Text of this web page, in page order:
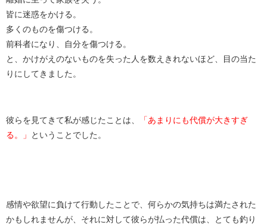
皆に迷惑をかける。
多くのものを傷つける。
前科者になり、自分を傷つける。
と、かけがえのないものを失った人を数えきれないほど、目の当た
りにしてきました。
彼らを見てきて私が感じたことは、
「あまりにも代償が大きすぎ
る。」
ということでした。
感情や欲望に負けて行動したことで、何らかの気持ちは満たされた
かもしれませんが、それに対して彼らが払った代償は、とても釣り